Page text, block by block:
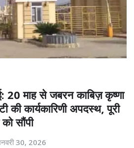
20 माह से जबरन काबिज़ कृष्णा
कार्यकारिणी अपदस्थ, पूरी
सौंपी
30, 2026